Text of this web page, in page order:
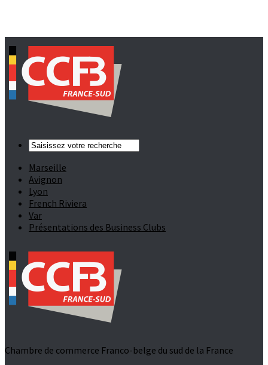
Marseille
Avignon
Lyon
French Riviera
Var
Présentations des Business Clubs
Chambre de commerce Franco-belge du sud de la France